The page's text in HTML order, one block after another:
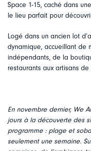
Space 1-15, caché dans
le lieu parfait pour
Logé dans un ancien lot
dynamique, accueillant de
indépendants, de la
restaurants aux artisans
En novembre dernier, We
jours à la découverte des
programme : plage et
seulement une semaine.